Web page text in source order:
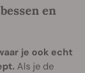
en
je ook echt
Als je de